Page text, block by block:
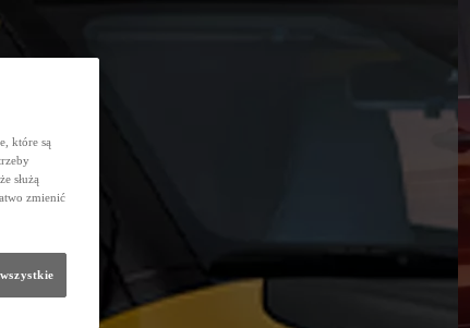
które są
służą
zmienić